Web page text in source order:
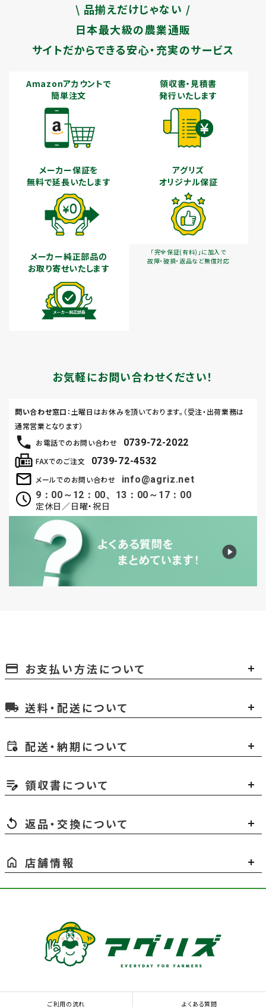
\ 品揃えだけじゃない /
日本最大級の農業通販
サイトだからできる安心・充実のサービス
Amazonアカウントで
簡単注文
領収書・見積書
発行いたします
メーカー保証を
無料で延長いたします
アグリズ
オリジナル保証
「完全保証(有料)」に加入で
故障・破損・返品など無償対応
メーカー純正部品の
お取り寄せいたします
お気軽にお問い合わせください！
お電話でのお問い合わせ 0739-72-2022
メールでのお問い合わせ
info@agriz.net
9：00～12：00、13：00～17：00
定休日／日曜・祝日
FAXでのご注文 0739-72-4532
問い合わせ窓口 ：土曜日はお休みを頂いております。（受注・出荷業務は
通常営業となります）
payment お支払い方法について
local_shipping 送料・配送について
配送・納期について
領収書について
返品・交換について
店舗情報
ご利用の流れ よくある質問